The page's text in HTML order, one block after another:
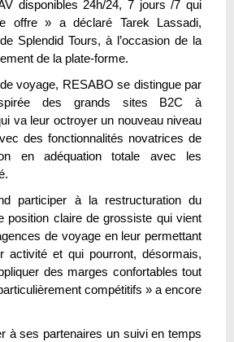
disponibles 24h/24, 7 jours /7 qui
offre » a déclaré Tarek Lassadi,
Splendid Tours, à l’occasion de la
de la plate-forme.
voyage, RESABO se distingue par
des grands sites B2C à
va leur octroyer un nouveau niveau
des fonctionnalités novatrices de
en adéquation totale avec les
participer à la restructuration du
position claire de grossiste qui vient
de voyage en leur permettant
activité et qui pourront, désormais,
des marges confortables tout
compétitifs » a encore
à ses partenaires un suivi en temps